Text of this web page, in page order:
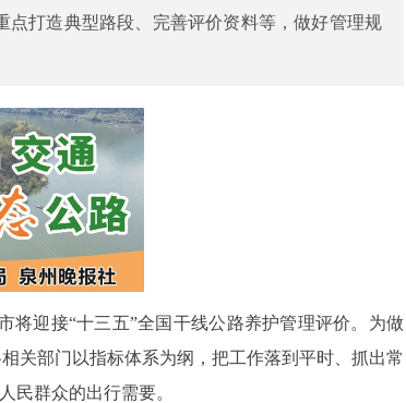
打造典型路段、完善评价资料等，做好管理规
将迎接“十三五”全国干线公路养护管理评价。为做
关部门以指标体系为纲，把工作落到平时、抓出常
民群众的出行需要。